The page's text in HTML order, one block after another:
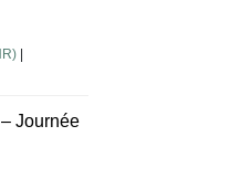
Journée